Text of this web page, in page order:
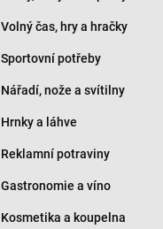
Volný čas, hry a hračky
Sportovní potřeby
Nářadí, nože a svítilny
Hrnky a láhve
Reklamní potraviny
Gastronomie a víno
Kosmetika a koupelna